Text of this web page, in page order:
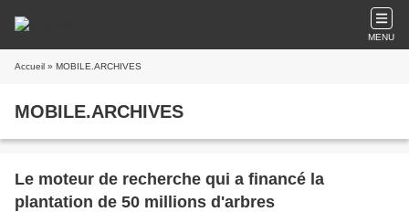
MENU
Accueil » MOBILE.ARCHIVES
MOBILE.ARCHIVES
Le moteur de recherche qui a financé la
plantation de 50 millions d'arbres